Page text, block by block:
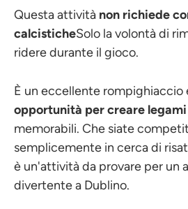
Questa attività non richiede
calcisticheSolo la volontà di
ridere durante il gioco.
È un eccellente rompighiaccio
opportunità per creare legami
memorabili. Che siate
semplicemente in cerca di
è un'attività da provare per un
divertente a Dublino.